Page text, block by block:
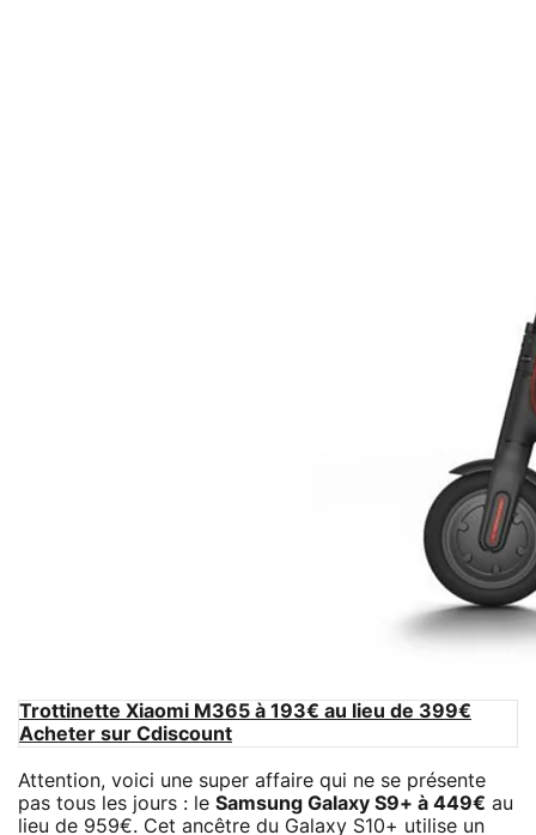
Trottinette Xiaomi M365 à 193€ au lieu de 399€
Acheter sur Cdiscount
Attention, voici une super affaire qui ne se présente
pas tous les jours : le Samsung Galaxy S9+ à 449€ au
lieu de 959€. Cet ancêtre du Galaxy S10+ utilise un